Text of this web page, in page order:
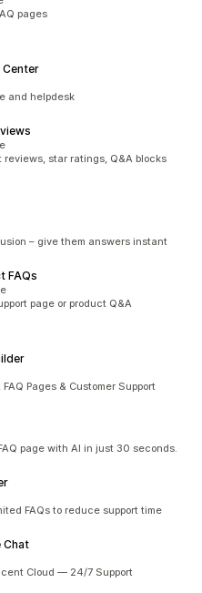
pages
Center
and helpdesk
reviews, star ratings, Q&A blocks
– give them answers instant
FAQs
page or product Q&A
Pages & Customer Support
page with AI in just 30 seconds.
FAQs to reduce support time
Chat
Cloud — 24/7 Support